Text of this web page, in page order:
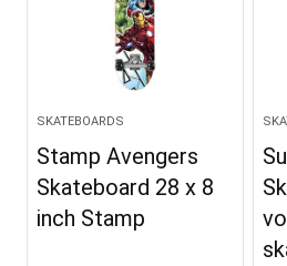
SKATEBOARDS
Stamp Avengers
Skateboard 28 x 8
inch Stamp